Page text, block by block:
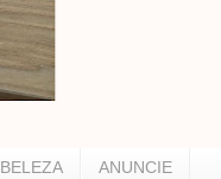
BELEZA ANUNCIE